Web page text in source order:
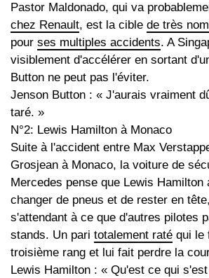
Pastor Maldonado, qui va
chez Renault, est la cible de très
pour ses multiples accidents. A
visiblement d'accélérer en sortant
Button ne peut pas l'éviter.
Jenson Button : « J'aurais vraiment
taré. »
N°2: Lewis Hamilton à Monaco
Suite à l'accident entre Max
Grosjean à Monaco, la voiture de
Mercedes pense que Lewis Hamilton
changer de pneus et de rester en
s'attendant à ce que d'autres pilotes
stands. Un pari totalement raté qui le
troisième rang et lui fait perdre la
Lewis Hamilton : « Qu'est ce qui